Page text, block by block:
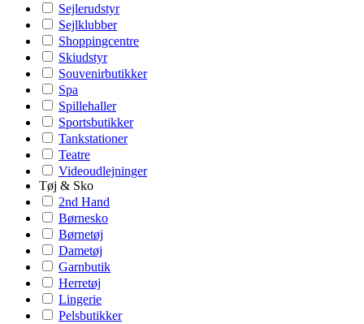
Sejlerudstyr
Sejlklubber
Shoppingcentre
Skiudstyr
Souvenirbutikker
Spa
Spillehaller
Sportsbutikker
Tankstationer
Teatre
Videoudlejninger
Tøj & Sko
2nd Hand
Børnesko
Børnetøj
Dametøj
Garnbutik
Herretøj
Lingerie
Pelsbutikker